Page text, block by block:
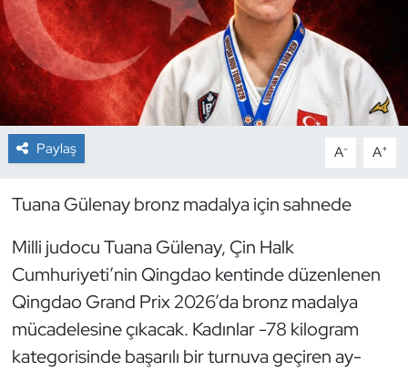
Paylaş A- A+
Tuana Gülenay bronz madalya için sahnede
Milli judocu Tuana Gülenay, Çin Halk
Cumhuriyeti’nin Qingdao kentinde düzenlenen
Qingdao Grand Prix 2026’da bronz madalya
mücadelesine çıkacak. Kadınlar -78 kilogram
kategorisinde başarılı bir turnuva geçiren ay-
Çim Hokeyi
Cimnastik
Curling
Dağcılık
Dans Sporları
Dövüş Sanatı
E-Spor
Eskrim